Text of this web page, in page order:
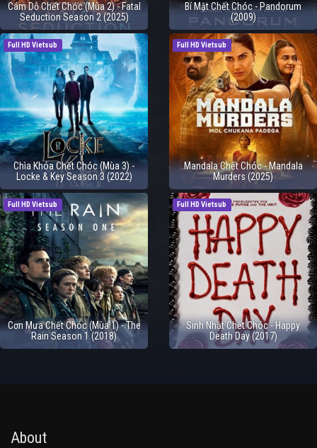
Cám Dỗ Chết Chóc (Mùa 2) - Fatal
Seduction Season 2 (2025)
Bí Mật Chết Chóc - Pandorum
(2009)
Full HD Vietsub
Chìa Khóa Chết Chóc (Mùa 3) -
Locke & Key Season 3 (2022)
Full HD Vietsub
Mandala Chết Chóc - Mandala
Murders (2025)
Full HD Vietsub
Cơn Mưa Chết Chóc (Mùa 1) - The
Rain Season 1 (2018)
Full HD Vietsub
Sinh Nhật Chết Chóc - Happy
Death Day (2017)
About